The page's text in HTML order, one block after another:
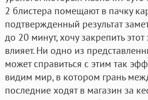
2 блистера помещают в пачку
подтвержденный результат
до 20 минут, хочу закрепить
влияет. Ни одно из
может справиться с этим так
видим мир, в котором грань
последние ходят в магазин за